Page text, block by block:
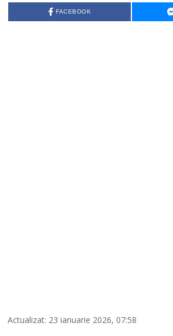
FACEBOOK
Actualizat: 23 ianuarie 2026, 07:58